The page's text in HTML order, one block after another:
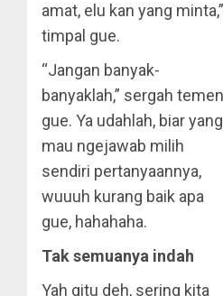
amat, elu kan yang minta,”
timpal gue.
“Jangan banyak-
banyaklah,” sergah temen
gue. Ya udahlah, biar yang
mau ngejawab milih
sendiri pertanyaannya,
wuuuh kurang baik apa
gue, hahahaha.
Tak semuanya indah
Yah gitu deh, sering kita